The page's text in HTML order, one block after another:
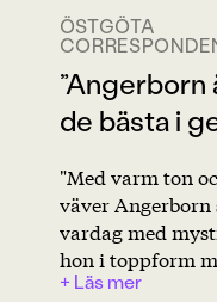
ÖSTGÖTA
”Angerborn
de bästa i
"Med varm ton
väver Angerborn
vardag med
hon i toppform
stämning och
+ Läs mer